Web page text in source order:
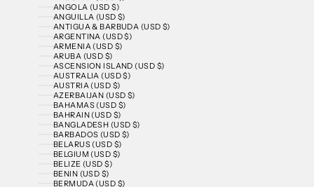
ANGOLA (USD $)
ANGUILLA (USD $)
ANTIGUA & BARBUDA (USD $)
ARGENTINA (USD $)
ARMENIA (USD $)
ARUBA (USD $)
ASCENSION ISLAND (USD $)
AUSTRALIA (USD $)
AUSTRIA (USD $)
AZERBAIJAN (USD $)
BAHAMAS (USD $)
BAHRAIN (USD $)
BANGLADESH (USD $)
BARBADOS (USD $)
BELARUS (USD $)
BELGIUM (USD $)
BELIZE (USD $)
BENIN (USD $)
BERMUDA (USD $)